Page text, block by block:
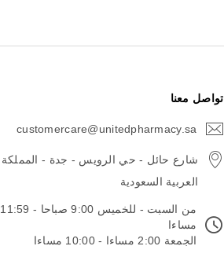
تواصل معنا
customercare@unitedpharmacy.sa
شارع حائل - حي الرويس - جدة - المملكة
العربية السعودية
من السبت - للخميس 9:00 صباحا - 11:59
مساءا
الجمعة 2:00 مساءا - 10:00 مساءا